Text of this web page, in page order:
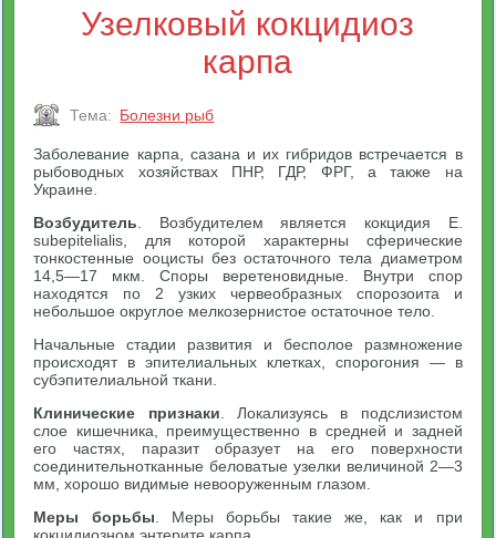
Узелковый кокцидиоз
карпа
Тема: Болезни рыб
Заболевание карпа, сазана и их гибридов встречается в
рыбоводных хозяйствах ПНР, ГДР, ФРГ, а также на
Украине.
Возбудитель . Возбудителем является кокцидия Е.
subepitelialis, для которой характерны сферические
тонкостенные ооцисты без остаточного тела диаметром
14,5—17 мкм. Споры веретеновидные. Внутри спор
находятся по 2 узких червеобразных спорозоита и
небольшое округлое мелкозернистое остаточное тело.
Начальные стадии развития и бесполое размножение
происходят в эпителиальных клетках, спорогония — в
субэпителиальной ткани.
Клинические признаки . Локализуясь в подслизистом
слое кишечника, преимущественно в средней и задней
его частях, паразит образует на его поверхности
соединительнотканные беловатые узелки величиной 2—3
мм, хорошо видимые невооруженным глазом.
Меры борьбы . Меры борьбы такие же, как и при